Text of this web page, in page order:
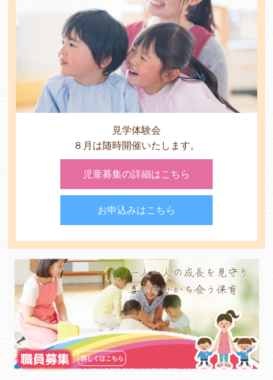
入園・見学の問い合わせ
在園児保護者の方へ
よくあるご質問
ヒーローズ保育園
ヒーローズきっず園田
ヒーローズにしのみや保育園
ヒーローズ旭保育園
見学体験会
８月は随時開催いたします。
児童募集の詳細はこちら
お申込みはこちら
一人一人の成長を見守り
喜びを分かち合う保育
職員募集 詳しくはこちら